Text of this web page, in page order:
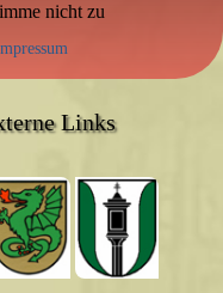
Links
nicht zu